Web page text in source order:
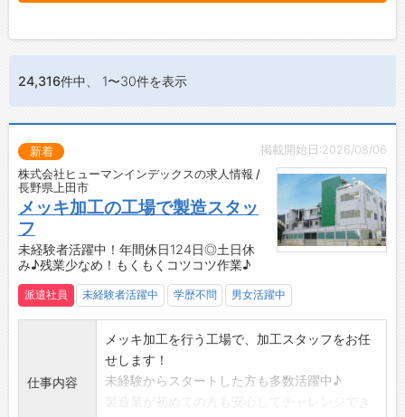
就業時間
終業： 時 分以前
除外ワード
プロフィール
24,316件中、 1〜30件を表示
掲載開始日:2026/08/06
新着
株式会社ヒューマンインデックスの求人情報 /
長野県上田市
メッキ加工の工場で製造スタッ
フ
未経験者活躍中！年間休日124日◎土日休
み♪残業少なめ！もくもくコツコツ作業♪
派遣社員 未経験者活躍中 学歴不問 男女活躍中
仕事内容
メッキ加工を行う工場で、加工スタッフをお任
せします！
未経験からスタートした方も多数活躍中♪